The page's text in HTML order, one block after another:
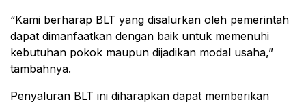
“Kami berharap BLT yang disalurkan oleh pemerintah
dapat dimanfaatkan dengan baik untuk memenuhi
kebutuhan pokok maupun dijadikan modal usaha,”
tambahnya.
Penyaluran BLT ini diharapkan dapat memberikan